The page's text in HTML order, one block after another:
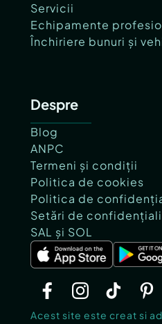
Servicii
Echipamente
Închiriere bunuri și
Despre
Blog
ANPC
Termeni și condiții
Politica de cookies
Politica de
Setări de
SAL și SOL
Acest site este creat si